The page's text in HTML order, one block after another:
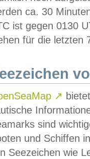
ca. 30
ist gegen 0130
für die letzten
↗
sind
und Schiffen
Seezeichen wie